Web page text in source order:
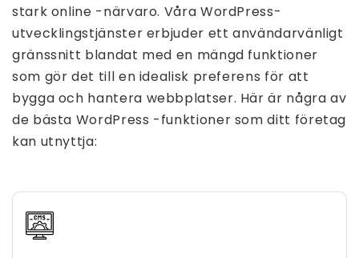
stark online -närvaro. Våra WordPress-
utvecklingstjänster erbjuder ett användarvänligt
gränssnitt blandat med en mängd funktioner
som gör det till en idealisk preferens för att
bygga och hantera webbplatser. Här är några av
de bästa WordPress -funktioner som ditt företag
kan utnyttja: